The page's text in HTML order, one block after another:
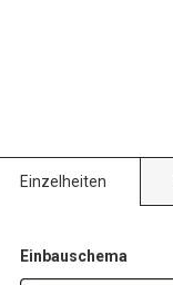
Einzelheiten
Einbauschema